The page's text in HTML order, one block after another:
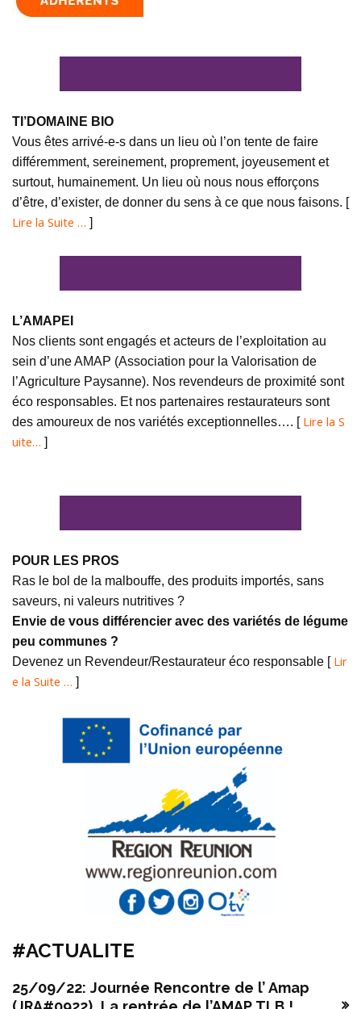
TI’DOMAINE BIO
Vous êtes arrivé-e-s dans un lieu où l’on tente de faire
différemment, sereinement, proprement, joyeusement et
surtout, humainement. Un lieu où nous nous efforçons
d’être, d’exister, de donner du sens à ce que nous faisons. [
Lire la Suite … ]
L’AMAPEI
Nos clients sont engagés et acteurs de l’exploitation au
sein d’une AMAP (Association pour la Valorisation de
l’Agriculture Paysanne). Nos revendeurs de proximité sont
éco responsables. Et nos partenaires restaurateurs sont
des amoureux de nos variétés exceptionnelles…. [ Lire la S
uite… ]
POUR LES PROS
Ras le bol de la malbouffe, des produits importés, sans
saveurs, ni valeurs nutritives ?
Envie de vous différencier avec des variétés de légume
peu communes ?
Devenez un Revendeur/Restaurateur éco responsable [ Lir
e la Suite … ]
#ACTUALITE
25/09/22: Journée Rencontre de l’ Amap